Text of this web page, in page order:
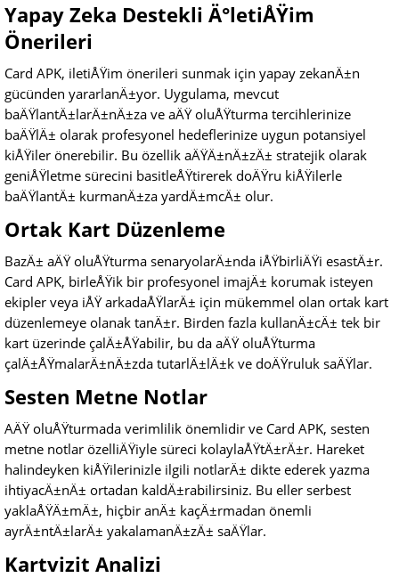
Yapay Zeka Destekli Ä°letiÅŸim
Önerileri
Card APK, iletiÅŸim önerileri sunmak için yapay zekanÄ±n
gücünden yararlanÄ±yor. Uygulama, mevcut
baÄŸlantÄ±larÄ±nÄ±za ve aÄŸ oluÅŸturma tercihlerinize
baÄŸlÄ± olarak profesyonel hedeflerinize uygun potansiyel
kiÅŸiler önerebilir. Bu özellik aÄŸÄ±nÄ±zÄ± stratejik olarak
geniÅŸletme sürecini basitleÅŸtirerek doÄŸru kiÅŸilerle
baÄŸlantÄ± kurmanÄ±za yardÄ±mcÄ± olur.
Ortak Kart Düzenleme
BazÄ± aÄŸ oluÅŸturma senaryolarÄ±nda iÅŸbirliÄŸi esastÄ±r.
Card APK, birleÅŸik bir profesyonel imajÄ± korumak isteyen
ekipler veya iÅŸ arkadaÅŸlarÄ± için mükemmel olan ortak kart
düzenlemeye olanak tanÄ±r. Birden fazla kullanÄ±cÄ± tek bir
kart üzerinde çalÄ±ÅŸabilir, bu da aÄŸ oluÅŸturma
çalÄ±ÅŸmalarÄ±nÄ±zda tutarlÄ±lÄ±k ve doÄŸruluk saÄŸlar.
Sesten Metne Notlar
AÄŸ oluÅŸturmada verimlilik önemlidir ve Card APK, sesten
metne notlar özelliÄŸiyle süreci kolaylaÅŸtÄ±rÄ±r. Hareket
halindeyken kiÅŸilerinizle ilgili notlarÄ± dikte ederek yazma
ihtiyacÄ±nÄ± ortadan kaldÄ±rabilirsiniz. Bu eller serbest
yaklaÅŸÄ±mÄ±, hiçbir anÄ± kaçÄ±rmadan önemli
ayrÄ±ntÄ±larÄ± yakalamanÄ±zÄ± saÄŸlar.
Kartvizit Analizi